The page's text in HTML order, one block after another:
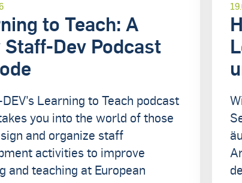
to Teach: A
Staff-Dev Podcast
Learning to Teach podcast
you into the world of those
and organize staff
activities to improve
and teaching at European